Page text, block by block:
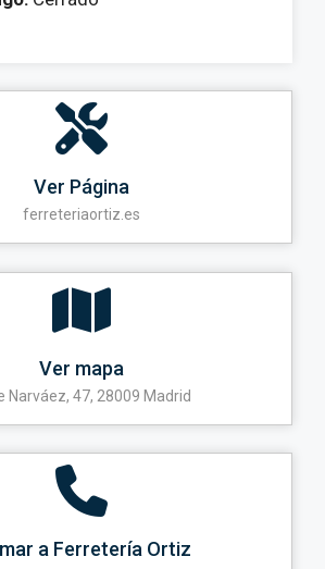
Ver Página
ferreteriaortiz.es
Ver mapa
Narváez, 47, 28009 Madrid
a Ferretería Ortiz